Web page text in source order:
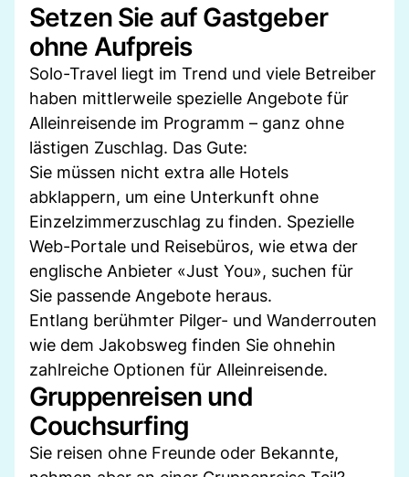
Setzen Sie auf Gastgeber
ohne Aufpreis
Solo-Travel liegt im Trend und viele Betreiber
haben mittlerweile spezielle Angebote für
Alleinreisende im Programm – ganz ohne
lästigen Zuschlag. Das Gute:
Sie müssen nicht extra alle Hotels
abklappern, um eine Unterkunft ohne
Einzelzimmerzuschlag zu finden. Spezielle
Web-Portale und Reisebüros, wie etwa der
englische Anbieter «Just You», suchen für
Sie passende Angebote heraus.
Entlang berühmter Pilger- und Wanderrouten
wie dem Jakobsweg finden Sie ohnehin
zahlreiche Optionen für Alleinreisende.
Gruppenreisen und
Couchsurfing
Sie reisen ohne Freunde oder Bekannte,